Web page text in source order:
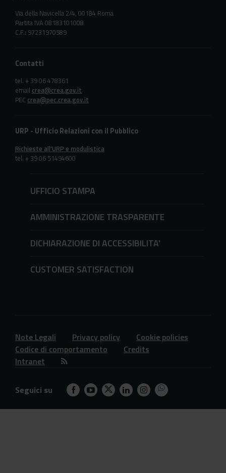
Via della Navicella 2/4, 00184 Roma
Partita IVA 08183101008
C.F.: 97231970589
Contatti
tel. + 39 06 478361
email crea@crea.gov.it
PEC crea@pec.crea.gov.it
URP - Ufficio Relazioni con il Pubblico
Richieste all'URP e modulistica
tel. + 39 06 51494600
UFFICIO STAMPA
AMMINISTRAZIONE TRASPARENTE
DICHIARAZIONE DI ACCESSIBILITA'
CUSTOMER SATISFACTION
Note Legali Privacy policy
Cookie policies
Codice di comportamento
Credits
Intranet
Seguici su